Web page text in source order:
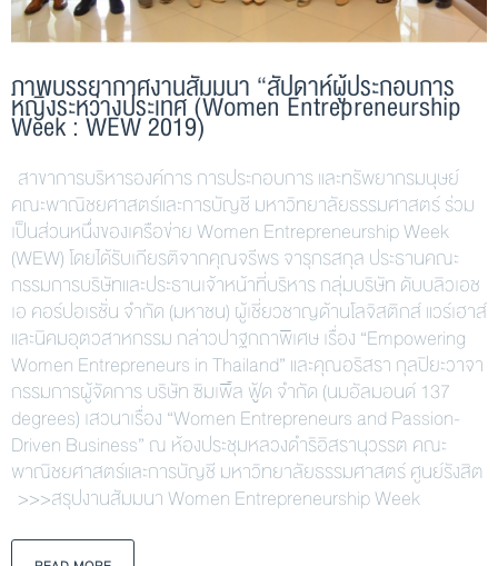
ภาพบรรยากาศงานสัมมนา “สัปดาห์ผู้ประกอบการ
หญิงระหว่างประเทศ (Women Entrepreneurship
Week : WEW 2019)
สาขาการบริหารองค์การ การประกอบการ และทรัพยากรมนุษย์
คณะพาณิชยศาสตร์และการบัญชี มหาวิทยาลัยธรรมศาสตร์ ร่วม
เป็นส่วนหนึ่งของเครือข่าย Women Entrepreneurship Week
(WEW) โดยได้รับเกียรติจากคุณจรีพร จารุกรสกุล ประธานคณะ
กรรมการบริษัทและประธานเจ้าหน้าที่บริหาร กลุ่มบริษัท ดับบลิวเอช
เอ คอร์ปอเรชั่น จำกัด (มหาชน) ผู้เชี่ยวชาญด้านโลจิสติกส์ แวร์เฮาส์
และนิคมอุตวสาหกรรม กล่าวปาฐกถาพิเศษ เรื่อง “Empowering
Women Entrepreneurs in Thailand” และคุณอริสรา กุลปิยะวาจา
กรรมการผู้จัดการ บริษัท ซิมเพิ้ล ฟู้ด จำกัด (นมอัลมอนด์ 137
degrees) เสวนาเรื่อง “Women Entrepreneurs and Passion-
Driven Business” ณ ห้องประชุมหลวงดำริอิสรานุวรรต คณะ
พาณิชยศาสตร์และการบัญชี มหาวิทยาลัยธรรมศาสตร์ ศูนย์รังสิต
>>>สรุปงานสัมมนา Women Entrepreneurship Week